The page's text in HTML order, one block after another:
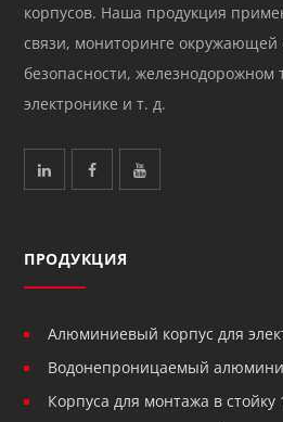
корпусов. Наша продукция
связи, мониторинге окружающей
безопасности, железнодорожном
электронике и т. д.
ПРОДУКЦИЯ
Алюминиевый корпус для
Водонепроницаемый
Корпуса для монтажа в стойку